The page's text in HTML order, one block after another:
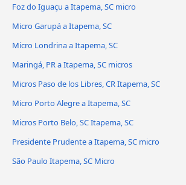
Foz do Iguaçu a Itapema, SC micro
Micro Garupá a Itapema, SC
Micro Londrina a Itapema, SC
Maringá, PR a Itapema, SC micros
Micros Paso de los Libres, CR Itapema, SC
Micro Porto Alegre a Itapema, SC
Micros Porto Belo, SC Itapema, SC
Presidente Prudente a Itapema, SC micro
São Paulo Itapema, SC Micro